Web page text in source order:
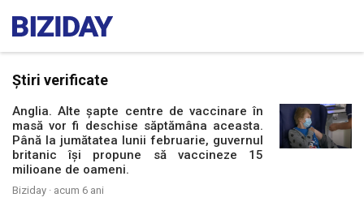
Știri verificate
Anglia. Alte șapte centre de vaccinare în
masă vor fi deschise săptămâna aceasta.
Până la jumătatea lunii februarie, guvernul
britanic își propune să vaccineze 15
milioane de oameni.
Biziday · acum 6 ani